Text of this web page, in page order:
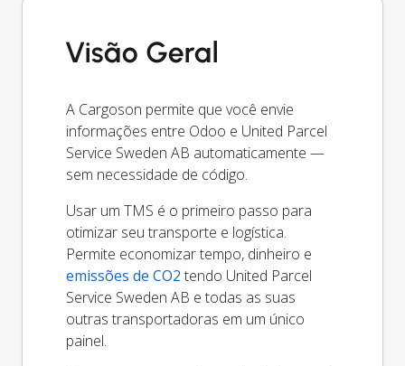
Visão Geral
A Cargoson permite que você envie
informações entre Odoo e United Parcel
Service Sweden AB automaticamente —
sem necessidade de código.
Usar um TMS é o primeiro passo para
otimizar seu transporte e logística.
Permite economizar tempo, dinheiro e
emissões de CO2 tendo United Parcel
Service Sweden AB e todas as suas
outras transportadoras em um único
painel.